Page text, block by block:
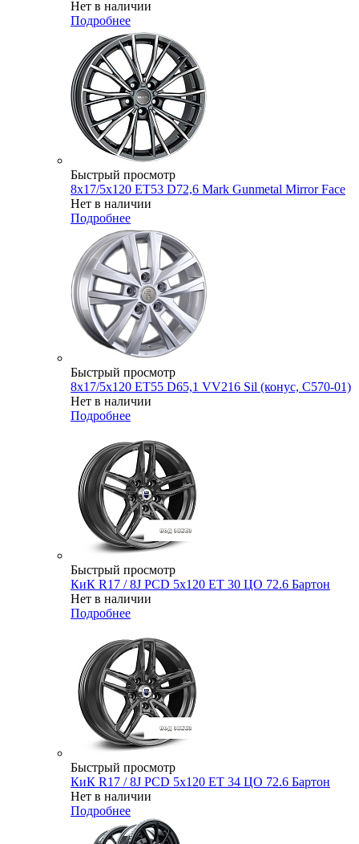
Нет в наличии
Подробнее
Быстрый просмотр
8x17/5x120 ET53 D72,6 Mark Gunmetal Mirror Face
Нет в наличии
Подробнее
Быстрый просмотр
8x17/5x120 ET55 D65,1 VV216 Sil (конус, C570-01)
Нет в наличии
Подробнее
Быстрый просмотр
КиК R17 / 8J PCD 5x120 ЕТ 30 ЦО 72.6 Бартон
Нет в наличии
Подробнее
Быстрый просмотр
КиК R17 / 8J PCD 5x120 ЕТ 34 ЦО 72.6 Бартон
Нет в наличии
Подробнее